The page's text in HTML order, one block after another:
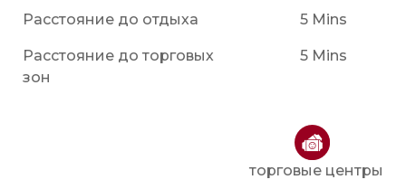
Расстояние до отдыха 5 Mins
Расстояние до торговых
зон
5 Mins
торговые центры